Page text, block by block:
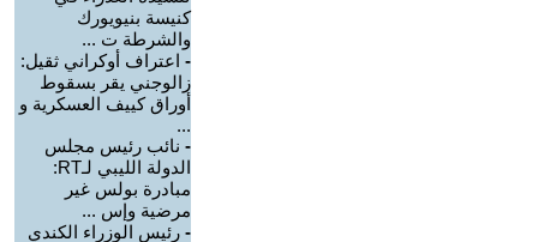
كنيسة بنيويورك
والشرطة ت ...
- اعتراف أوكراني ثقيل:
زالوجني يقر بسقوط
أوراق كييف العسكرية و
...
- نائب رئيس مجلس
الدولة الليبي لـRT:
مبادرة بولس غير
مرضية وإس ...
- رئيس الوزراء الكندي